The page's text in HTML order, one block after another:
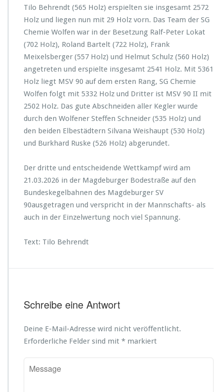
Tilo Behrendt (565 Holz) erspielten sie insgesamt 2572
Holz und liegen nun mit 29 Holz vorn. Das Team der SG
Chemie Wolfen war in der Besetzung Ralf-Peter Lokat
(702 Holz), Roland Bartelt (722 Holz), Frank
Meixelsberger (557 Holz) und Helmut Schulz (560 Holz)
angetreten und erspielte insgesamt 2541 Holz. Mit 5361
Holz liegt MSV 90 auf dem ersten Rang, SG Chemie
Wolfen folgt mit 5332 Holz und Dritter ist MSV 90 II mit
2502 Holz. Das gute Abschneiden aller Kegler wurde
durch den Wolfener Steffen Schneider (535 Holz) und
den beiden Elbestädtern Silvana Weishaupt (530 Holz)
und Burkhard Ruske (526 Holz) abgerundet.
Der dritte und entscheidende Wettkampf wird am
21.03.2026 in der Magdeburger Bodestraße auf den
Bundeskegelbahnen des Magdeburger SV
90ausgetragen und verspricht in der Mannschafts- als
auch in der Einzelwertung noch viel Spannung.
Text: Tilo Behrendt
Schreibe eine Antwort
Deine E-Mail-Adresse wird nicht veröffentlicht.
Erforderliche Felder sind mit * markiert